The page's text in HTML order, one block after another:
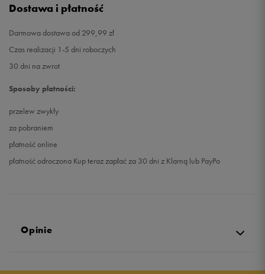
Dostawa i płatność
Darmowa dostawa od 299,99 zł
Czas realizacji 1-5 dni roboczych
30 dni na zwrot
Sposoby płatności:
przelew zwykły
za pobraniem
płatność online
płatność odroczona Kup teraz zapłać za 30 dni z Klarną lub PayPo
Opinie